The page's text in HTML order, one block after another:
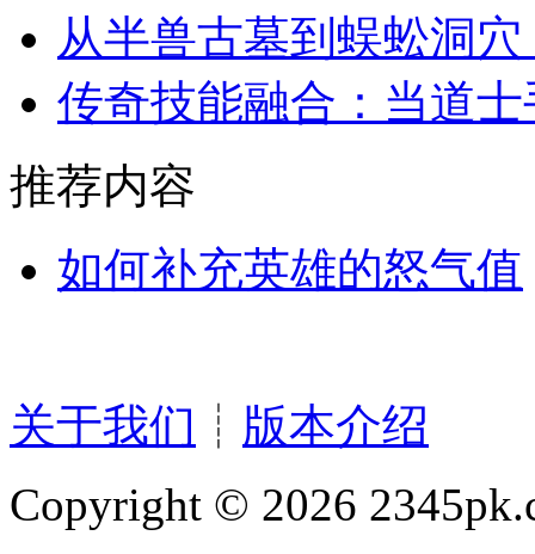
从半兽古墓到蜈蚣洞
传奇技能融合：当道
推荐内容
如何补充英雄的怒气值
关于我们 ┊ 版本介绍
Copyright © 2026